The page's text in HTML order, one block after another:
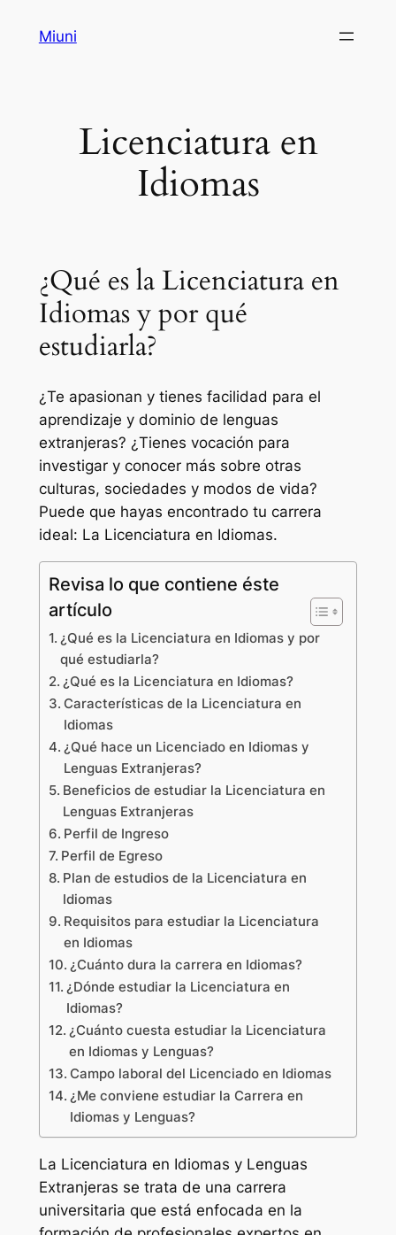
Miuni
Licenciatura en
Idiomas
¿Qué es la Licenciatura en
Idiomas y por qué
estudiarla?
¿Te apasionan y tienes facilidad para el
aprendizaje y dominio de lenguas
extranjeras? ¿Tienes vocación para
investigar y conocer más sobre otras
culturas, sociedades y modos de vida?
Puede que hayas encontrado tu carrera
ideal: La Licenciatura en Idiomas.
Revisa lo que contiene éste
artículo
¿Qué es la Licenciatura en Idiomas y por
qué estudiarla?
¿Qué es la Licenciatura en Idiomas?
Características de la Licenciatura en
Idiomas
¿Qué hace un Licenciado en Idiomas y
Lenguas Extranjeras?
Beneficios de estudiar la Licenciatura en
Lenguas Extranjeras
Perfil de Ingreso
Perfil de Egreso
Plan de estudios de la Licenciatura en
Idiomas
Requisitos para estudiar la Licenciatura
en Idiomas
¿Cuánto dura la carrera en Idiomas?
¿Dónde estudiar la Licenciatura en
Idiomas?
¿Cuánto cuesta estudiar la Licenciatura
en Idiomas y Lenguas?
Campo laboral del Licenciado en Idiomas
¿Me conviene estudiar la Carrera en
Idiomas y Lenguas?
La Licenciatura en Idiomas y Lenguas
Extranjeras se trata de una carrera
universitaria que está enfocada en la